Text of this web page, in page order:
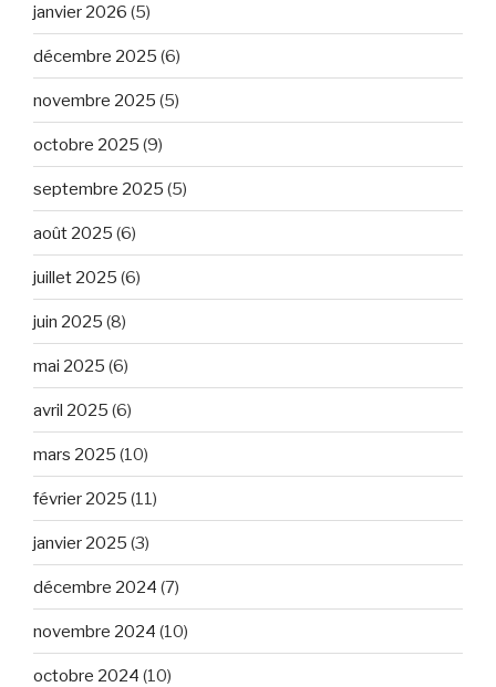
janvier 2026 (5)
décembre 2025 (6)
novembre 2025 (5)
octobre 2025 (9)
septembre 2025 (5)
août 2025 (6)
juillet 2025 (6)
juin 2025 (8)
mai 2025 (6)
avril 2025 (6)
mars 2025 (10)
février 2025 (11)
janvier 2025 (3)
décembre 2024 (7)
novembre 2024 (10)
octobre 2024 (10)